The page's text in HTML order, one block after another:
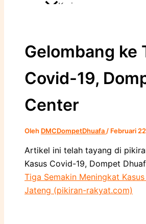
Karir
Gelombang ke
Covid-19,
Center
Oleh DMCDompetDhuafa / Februari
Artikel ini telah tayang di
Kasus Covid-19, Dompet
Tiga Semakin Meningkat
Jateng (pikiran-rakyat.com)